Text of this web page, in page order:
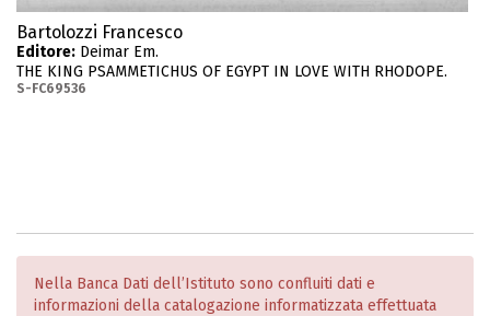
Bartolozzi Francesco
Editore: Deimar Em.
THE KING PSAMMETICHUS OF EGYPT IN LOVE WITH RHODOPE.
S-FC69536
Nella Banca Dati dell’Istituto sono confluiti dati e
informazioni della catalogazione informatizzata effettuata